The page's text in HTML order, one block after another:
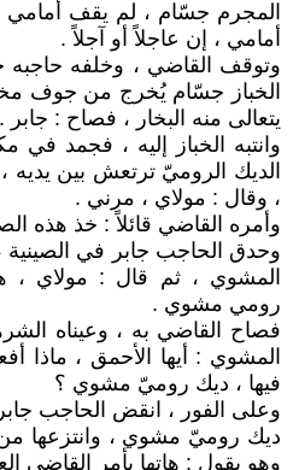
المجرم جسّام ، لم يقف
أمامي ، إن عاجلاً أو آجلاً .
وتوقف القاضي ، وخلفه حاجبه
الخباز جسّام يُخرج من جوف
يتعالى منه البخار ، فصاح : جابر .
وانتبه الخباز إليه ، فجمد في
الديك الروميّ ترتعش بين
، وقال : مولاي ، مرني .
وأمره القاضي قائلاً : خذ هذه
وحدق الحاجب جابر في الصينية
المشوي ، ثم قال : مولاي ،
رومي مشوي .
فصاح القاضي به ، وعيناه
المشوي : أيها الأحمق ، ماذا
فيها ، ديك روميّ مشوي ؟
وعلى الفور ، انقض الحاجب جابر
ديك روميّ مشوي ، وانتزعها
وهو يقول : هاتِها بأمر القاضي